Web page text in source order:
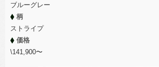
ブルーグレー
柄
ストライプ
価格
\141,900〜